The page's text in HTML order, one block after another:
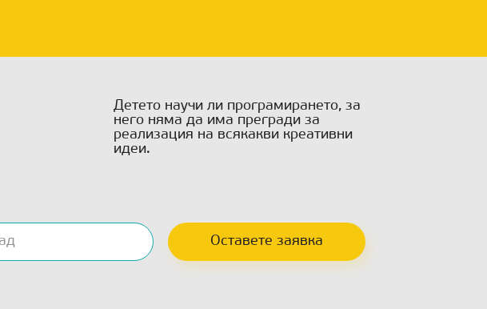
Детето научи ли програмирането, за
него няма да има прегради за
реализация на всякакви креативни
идеи.